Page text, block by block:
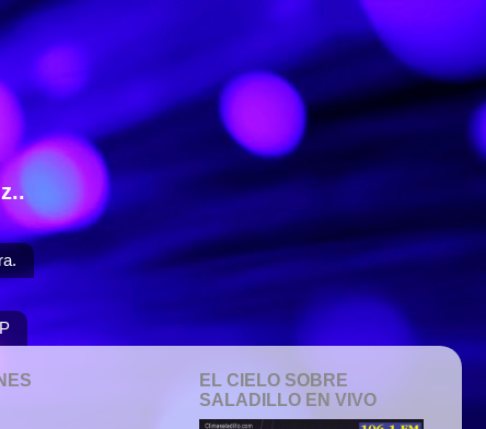
EL CIELO SOBRE
SALADILLO EN VIVO